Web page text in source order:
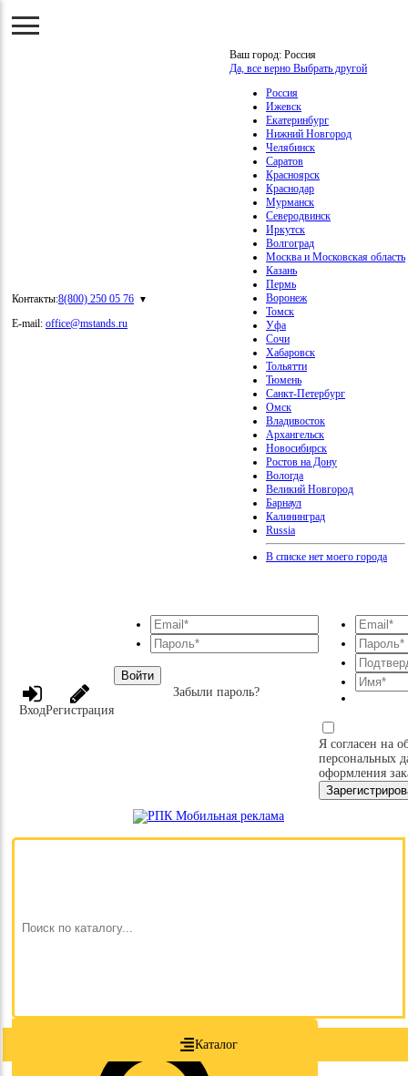
Контакты:8(800) 250 05 76
E-mail: office@mstands.ru
Ваш город: Россия
Да, все верно Выбрать другой
Россия
Ижевск
Екатеринбург
Нижний Новгород
Челябинск
Саратов
Красноярск
Краснодар
Мурманск
Северодвинск
Иркутск
Волгоград
Москва и Московская область
Казань
Пермь
Воронеж
Томск
Уфа
Сочи
Хабаровск
Тольятти
Тюмень
Санкт-Петербург
Омск
Владивосток
Архангельск
Новосибирск
Ростов на Дону
Вологда
Великий Новгород
Барнаул
Калининград
Russia
В списке нет моего города
Каталог
ВходРегистрация
Войти
Забыли пароль?
Я согласен на
персональных
оформления